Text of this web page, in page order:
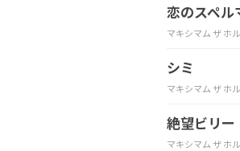
恋のスペル
マキシマム ザ ホ
シミ
マキシマム ザ ホ
絶望ビリー
マキシマム ザ ホ